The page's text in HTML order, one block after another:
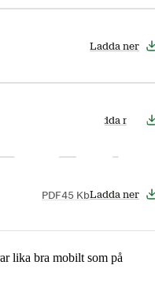
lika bra mobilt som på
Ladda ner
Ladda ner
PDF45 KbLadda ner